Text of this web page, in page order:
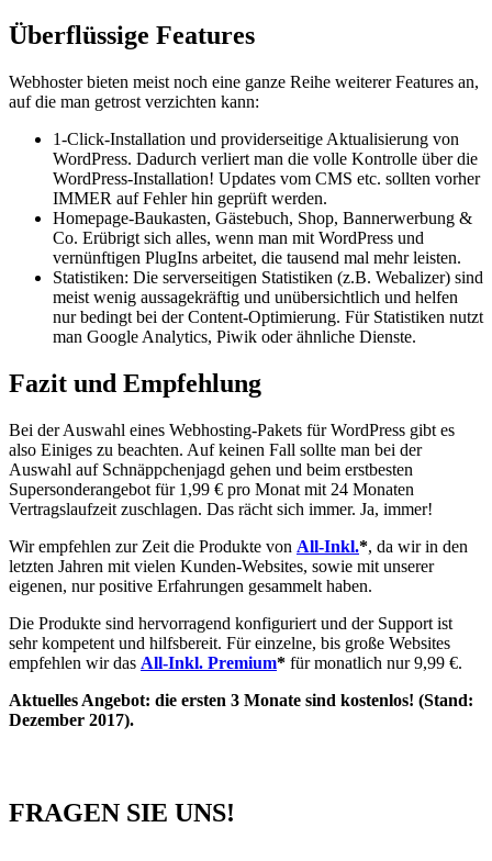
Überflüssige Features
Webhoster bieten meist noch eine ganze Reihe weiterer Features an,
auf die man getrost verzichten kann:
1-Click-Installation und providerseitige Aktualisierung von
WordPress. Dadurch verliert man die volle Kontrolle über die
WordPress-Installation! Updates vom CMS etc. sollten vorher
IMMER auf Fehler hin geprüft werden.
Homepage-Baukasten, Gästebuch, Shop, Bannerwerbung &
Co. Erübrigt sich alles, wenn man mit WordPress und
vernünftigen PlugIns arbeitet, die tausend mal mehr leisten.
Statistiken: Die serverseitigen Statistiken (z.B. Webalizer) sind
meist wenig aussagekräftig und unübersichtlich und helfen
nur bedingt bei der Content-Optimierung. Für Statistiken nutzt
man Google Analytics, Piwik oder ähnliche Dienste.
Fazit und Empfehlung
Bei der Auswahl eines Webhosting-Pakets für WordPress gibt es
also Einiges zu beachten. Auf keinen Fall sollte man bei der
Auswahl auf Schnäppchenjagd gehen und beim erstbesten
Supersonderangebot für 1,99 € pro Monat mit 24 Monaten
Vertragslaufzeit zuschlagen. Das rächt sich immer. Ja, immer!
Wir empfehlen zur Zeit die Produkte von All-Inkl.*, da wir in den
letzten Jahren mit vielen Kunden-Websites, sowie mit unserer
eigenen, nur positive Erfahrungen gesammelt haben.
Die Produkte sind hervorragend konfiguriert und der Support ist
sehr kompetent und hilfsbereit. Für einzelne, bis große Websites
empfehlen wir das All-Inkl. Premium* für monatlich nur 9,99 €.
Aktuelles Angebot: die ersten 3 Monate sind kostenlos! (Stand:
Dezember 2017).
FRAGEN SIE UNS!